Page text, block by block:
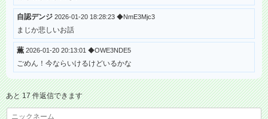
自認デンジ 2026-01-20 18:28:23 ◆NmE3Mjc3
まじか悲しいお話
薫 2026-01-20 20:13:01 ◆OWE3NDE5
ごめん！今ならいけるけどいるかな
あと 17 件返信できます